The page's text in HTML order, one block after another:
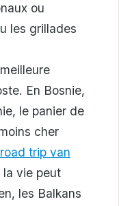
ou
les grillades
En Bosnie,
le panier de
cher
road trip van
vie peut
les Balkans